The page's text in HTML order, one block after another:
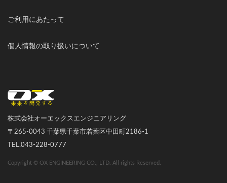
ご利用にあたって
個人情報の取り扱いについて
株式会社オーエックスエンジニアリング
〒265-0043 千葉県千葉市若葉区中田町2186-1
TEL.043-228-0777
Copyright © OX ENGINEERING CO., LTD. All rights Reserved.